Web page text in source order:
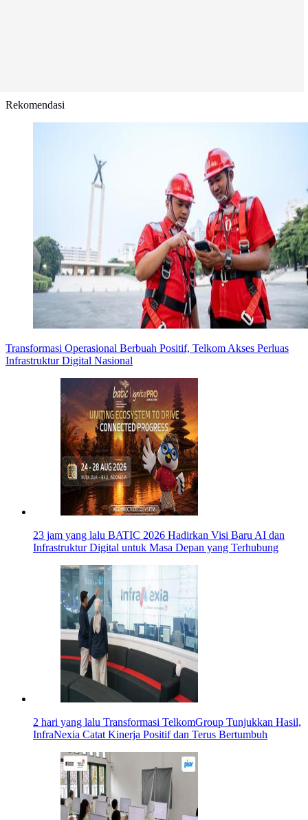
Rekomendasi
Transformasi Operasional Berbuah Positif, Telkom Akses Perluas
Infrastruktur Digital Nasional
23 jam yang lalu BATIC 2026 Hadirkan Visi Baru AI dan
Infrastruktur Digital untuk Masa Depan yang Terhubung
2 hari yang lalu Transformasi TelkomGroup Tunjukkan Hasil,
InfraNexia Catat Kinerja Positif dan Terus Bertumbuh